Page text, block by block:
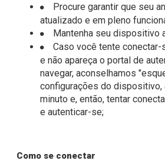
Procure garantir que seu
atualizado e em pleno
Mantenha seu dispositivo
Caso você tente conectar-
e não apareça o portal de
navegar, aconselhamos
configurações do dispositivo,
minuto e, então, tentar
e autenticar-se;
Como se conectar